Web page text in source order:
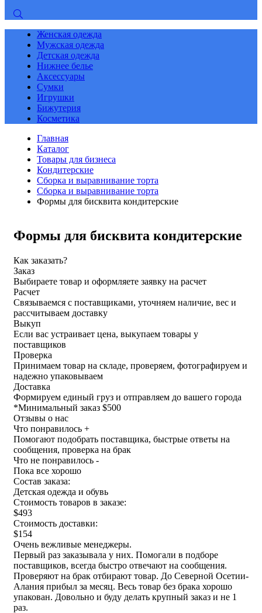
Женская одежда
Мужская одежда
Детская одежда
Нижнее белье
Аксессуары
Сумки
Игрушки
Бижутерия
Косметика
Главная
Каталог
Товары для бизнеса
Кондитерские
Сборка и выравнивание торта
Сборка и выравнивание торта
Формы для бисквита кондитерские
Формы для бисквита кондитерские
Как заказать?
Заказ
Выбираете товар и оформляете заявку на расчет
Расчет
Связываемся с поставщиками, уточняем наличие, вес и
рассчитываем доставку
Выкуп
Если вас устраивает цена, выкупаем товары у
поставщиков
Проверка
Принимаем товар на складе, проверяем, фотографируем и
надежно упаковываем
Доставка
Формируем единый груз и отправляем до вашего города
*Минимальный заказ $500
Отзывы о нас
Что понравилось +
Помогают подобрать поставщика, быстрые ответы на
сообщения, проверка на брак
Что не понравилось -
Пока все хорошо
Состав заказа:
Детская одежда и обувь
Стоимость товаров в заказе:
$493
Стоимость доставки:
$154
Очень вежливые менеджеры.
Первый раз заказывала у них. Помогали в подборе
поставщиков, всегда быстро отвечают на сообщения.
Проверяют на брак отбирают товар. До Северной Осетии-
Алания прибыл за месяц. Весь товар без брака хорошо
упакован. Довольно и буду делать крупный заказ и не 1
раз.